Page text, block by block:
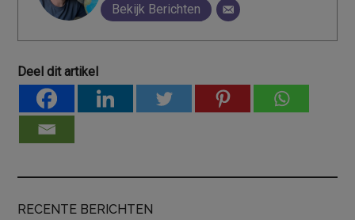
Bekijk Berichten
Deel dit artikel
RECENTE BERICHTEN